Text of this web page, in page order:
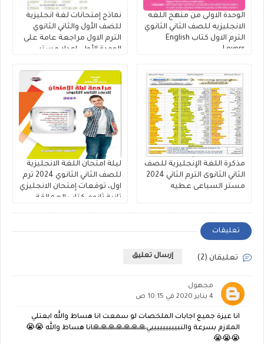
الوحدة الاولى من منهج اللغه
الانجليزيه للصف الثاني الثانوي
الترم الاول كتاب English
Lovers
نماذج إمتحانات لغة انجليزية
للضف الأول والثاني الثانوي
الترم الاول مراجعة عامة على
الوحدة الأولى إعداد مستر
مذكرة اللغة الإنجليزية للصف
الثاني الثانوى الترم الثاني 2024
مستر السباعى عطيه
ليلة امتحان اللغة الانجليزية
للصف الثاني الثانوي 2024 ترم
اول، توقعات إمتحان الانجليزي
تانية ثانوي كتاب العمالقة
تعليقات
تعليقان (2) إرسال تعليق
مجهول
4 يناير 2020 في 10:15 ص
انا عيزة جميع اجابات الملخصات لو سمعت انا هساط والله ابعتلي
الملازم بسرعة والنبيييييييييي🙏🙏🙏🙏🙏🙏🙏انا هساط والله 😭😭
😭😭😭